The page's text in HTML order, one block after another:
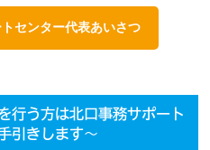
センター代表あいさつ
行う方は北口事務サポート
引きします～